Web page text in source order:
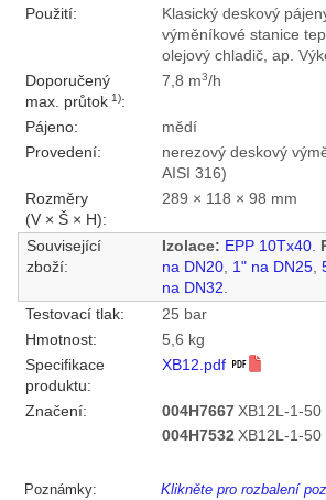
Použití:
Klasický deskový
výměníkové stanice
olejový chladič, ap.
Doporučený
max. průtok1):
7,8 m3/h
Pájeno:
mědí
Provedení:
nerezový deskový
AISI 316)
Rozměry
(V × Š × H):
289 × 118 × 98 mm
Související
zboží:
Izolace: EPP 10Tx40.
na DN20, 1" na DN25,
na DN32.
Testovací tlak:
25 bar
Hmotnost:
5,6 kg
Specifikace
produktu:
XB12.pdf
Značení: 004H7667 XB12L-1-50
004H7532 XB12L-1-50
Poznámky: Klikněte pro rozbalení